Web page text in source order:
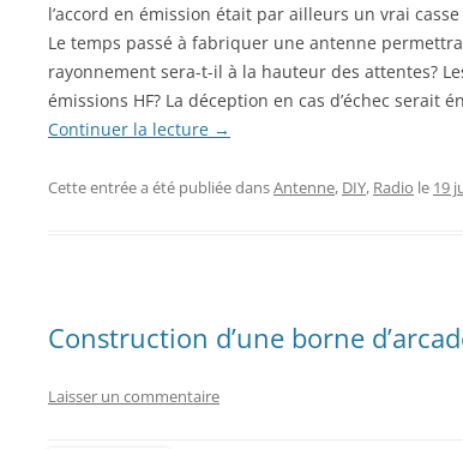
l’accord en émission était par ailleurs un vrai
Le temps passé à fabriquer une antenne
rayonnement sera-t-il à la hauteur des attentes?
émissions HF? La déception en cas d’échec serait
Continuer la lecture →
Cette entrée a été publiée dansAntenne, DIY, Radio le 19
Construction d’une borne
Laisser un commentaire